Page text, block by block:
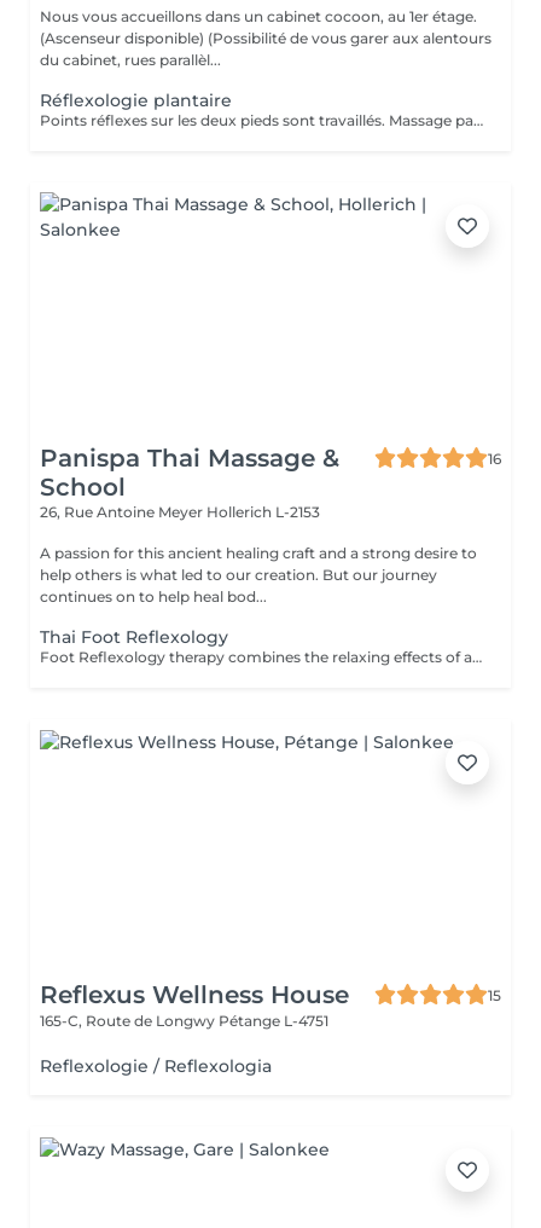
Nous vous accueillons dans un cabinet cocoon, au 1er étage.
(Ascenseur disponible) (Possibilité de vous garer aux alentours
du cabinet, rues parallèl...
Réflexologie plantaire
Points réflexes sur les deux pieds sont travaillés. Massage par pression sur toutes les zones de vos pieds, utilisation avec du talc. Chèque cadeau disponible (Montant de votre choix, celui-ci est à indiquer lors de votre demande)
Panispa Thai Massage &
School
16
26, Rue Antoine Meyer Hollerich L-2153
A passion for this ancient healing craft and a strong desire to
help others is what led to our creation. But our journey
continues on to help heal bod...
Thai Foot Reflexology
Foot Reflexology therapy combines the relaxing effects of a foot and lower leg massage with reflexology or the stimulation of pressure points in the feet. Reflexology is an ancient therapeutic technique that frees up blocked energy in the body's energy lines, with the theory that sensory nerve endings in the feet are connected to muscles and organs throughout the body. Reflexology can be beneficial for the following: Pain relief Releasing stress & tension Revitalising energy levels Reducing anxiety Improving sleep Reflexology is not recommended for any one with heart or other serious medical conditions, broken feet/leg bones or pregnant women.
Reflexus Wellness House
15
165-C, Route de Longwy Pétange L-4751
Reflexologie / Reflexologia